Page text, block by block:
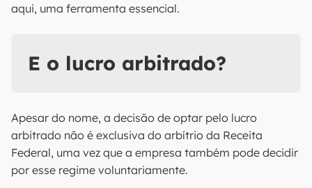
aqui, uma ferramenta essencial.
E o lucro arbitrado?
Apesar do nome, a decisão de optar pelo lucro
arbitrado não é exclusiva do arbítrio da Receita
Federal, uma vez que a empresa também pode decidir
por esse regime voluntariamente.